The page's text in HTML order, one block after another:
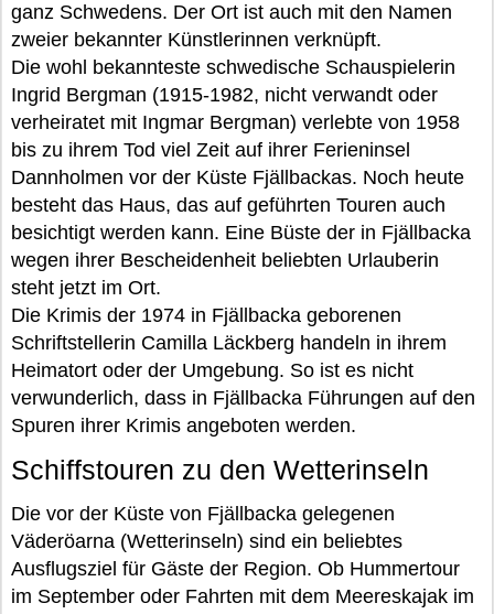
ganz Schwedens. Der Ort ist auch mit den Namen
zweier bekannter Künstlerinnen verknüpft.
Die wohl bekannteste schwedische Schauspielerin
Ingrid Bergman (1915-1982, nicht verwandt oder
verheiratet mit Ingmar Bergman) verlebte von 1958
bis zu ihrem Tod viel Zeit auf ihrer Ferieninsel
Dannholmen vor der Küste Fjällbackas. Noch heute
besteht das Haus, das auf geführten Touren auch
besichtigt werden kann. Eine Büste der in Fjällbacka
wegen ihrer Bescheidenheit beliebten Urlauberin
steht jetzt im Ort.
Die Krimis der 1974 in Fjällbacka geborenen
Schriftstellerin Camilla Läckberg handeln in ihrem
Heimatort oder der Umgebung. So ist es nicht
verwunderlich, dass in Fjällbacka Führungen auf den
Spuren ihrer Krimis angeboten werden.
Schiffstouren zu den Wetterinseln
Die vor der Küste von Fjällbacka gelegenen
Väderöarna (Wetterinseln) sind ein beliebtes
Ausflugsziel für Gäste der Region. Ob Hummertour
im September oder Fahrten mit dem Meereskajak im